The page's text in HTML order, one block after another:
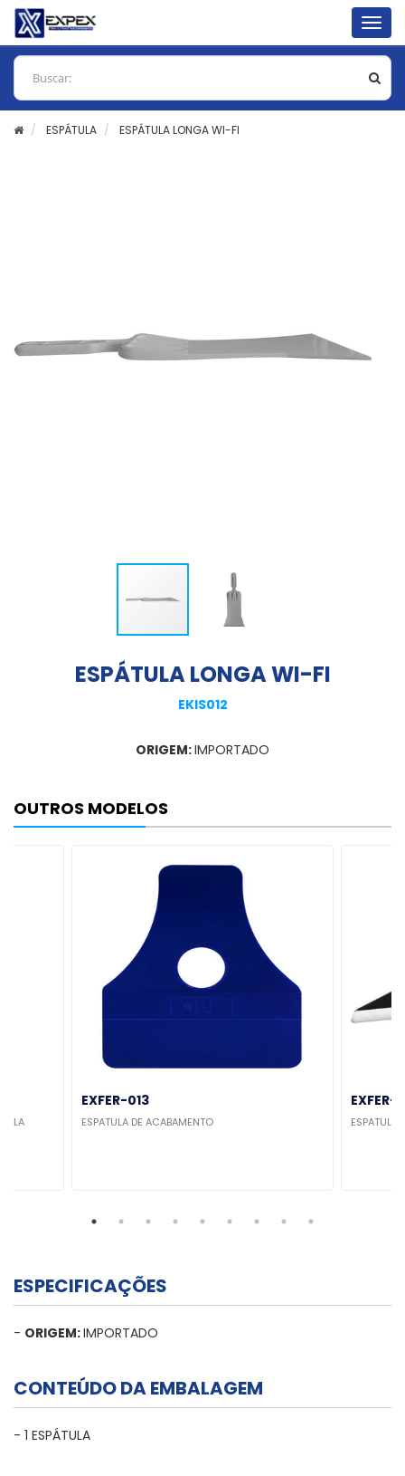
ESPÁTULA ESPÁTULA LONGA WI-FI
ESPÁTULA LONGA WI-FI
EKIS012
ORIGEM:IMPORTADO
OUTROS MODELOS
EXFER-013
ESPATULA DE ACABAMENTO
EXFER-
ESPATULA
ESPECIFICAÇÕES
- ORIGEM:IMPORTADO
CONTEÚDO DA EMBALAGEM
- 1 ESPÁTULA